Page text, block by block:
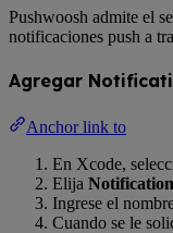
Pushwoosh admite el
notificaciones push a
Agregar
Anchor link to
En Xcode,
Elija
Ingrese el
Cuando se le